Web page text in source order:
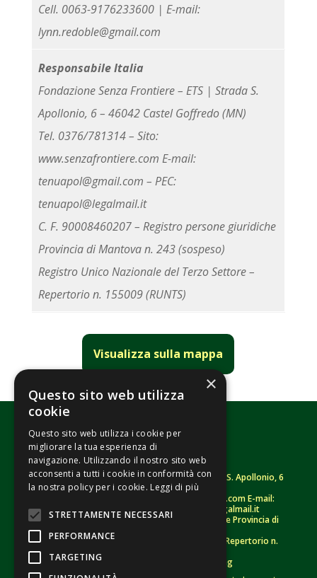
Cell. 0063-9176233600 | E-mail:
lynn.redoble@gmail.com
Responsabile Italia
Fondazione Senza Frontiere – ETS | Strada S.
Apollonio, 6 – 46042 Castel Goffredo (MN)
Tel. 0376/781314 – Sito:
www.senzafrontiere.com E-mail:
tenuapol@gmail.com – PEC:
tenuapol@legalmail.it
C. F. 90008460207 – Registro persone giuridiche
Provincia di Mantova n. 243 (sospeso)
Registro Unico Nazionale del Terzo Settore –
Repertorio n. 155009 (RUNTS)
Visualizza sulla mappa
Fondazione Senza Frontiere – ETS |Strada S. Apollonio, 6
– 46042 Castel Goffredo (MN)
– Sito: www.senzafrontiere.com E-mail:
tenuapol@gmail.com– Pec:tenuapol@legalmail.it
C. F. 90008460207 – Registro persone giuridiche Provincia di
Mantova n. 243 (sospeso)
Registro Unico Nazionale del Terzo Settore – Repertorio n.
Informativa Privacy
Whistleblowing
×
Questo sito web utilizza
cookie
Questo sito web utilizza i cookie per
migliorare la tua esperienza di
navigazione. Utilizzando il nostro sito web
acconsenti a tutti i cookie in conformità con
la nostra policy per i cookie. Leggi di più
STRETTAMENTE NECESSARI
PERFORMANCE
TARGETING